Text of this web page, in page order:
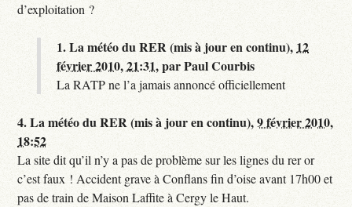
d’exploitation ?
1.La météo du RER (mis à jour en continu), 12
février 2010, 21:31,parPaul Courbis
La RATP ne l’a jamais annoncé officiellement
4.La météo du RER (mis à jour en continu),9 février 2010,
18:52
La site dit qu’il n’y a pas de problème sur les lignes du rer or
c’est faux ! Accident grave à Conflans fin d’oise avant 17h00 et
pas de train de Maison Laffite à Cergy le Haut.